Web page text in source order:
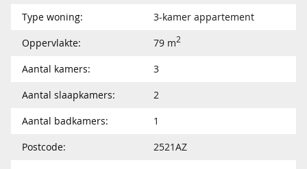
Type woning:
3-kamer appartement
Oppervlakte:
79 m2
Aantal kamers:
3
Aantal slaapkamers:
2
Aantal badkamers:
1
Postcode:
2521AZ